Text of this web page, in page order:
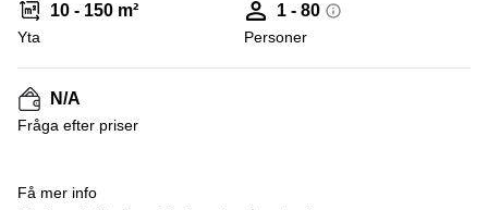
lokaler
Hisingen
Lediga
lokaler
10 - 150 m²
Yta
1 - 80
Personer
N/A
Fråga efter priser
Få mer info